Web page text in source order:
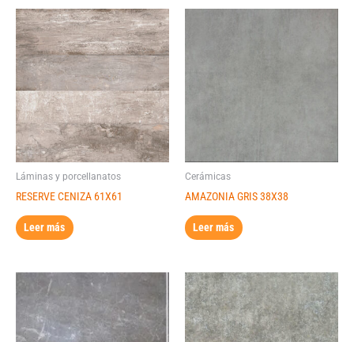
Láminas y porcellanatos
RESERVE CENIZA 61X61
Leer más
Cerámicas
AMAZONIA GRIS 38X38
Leer más